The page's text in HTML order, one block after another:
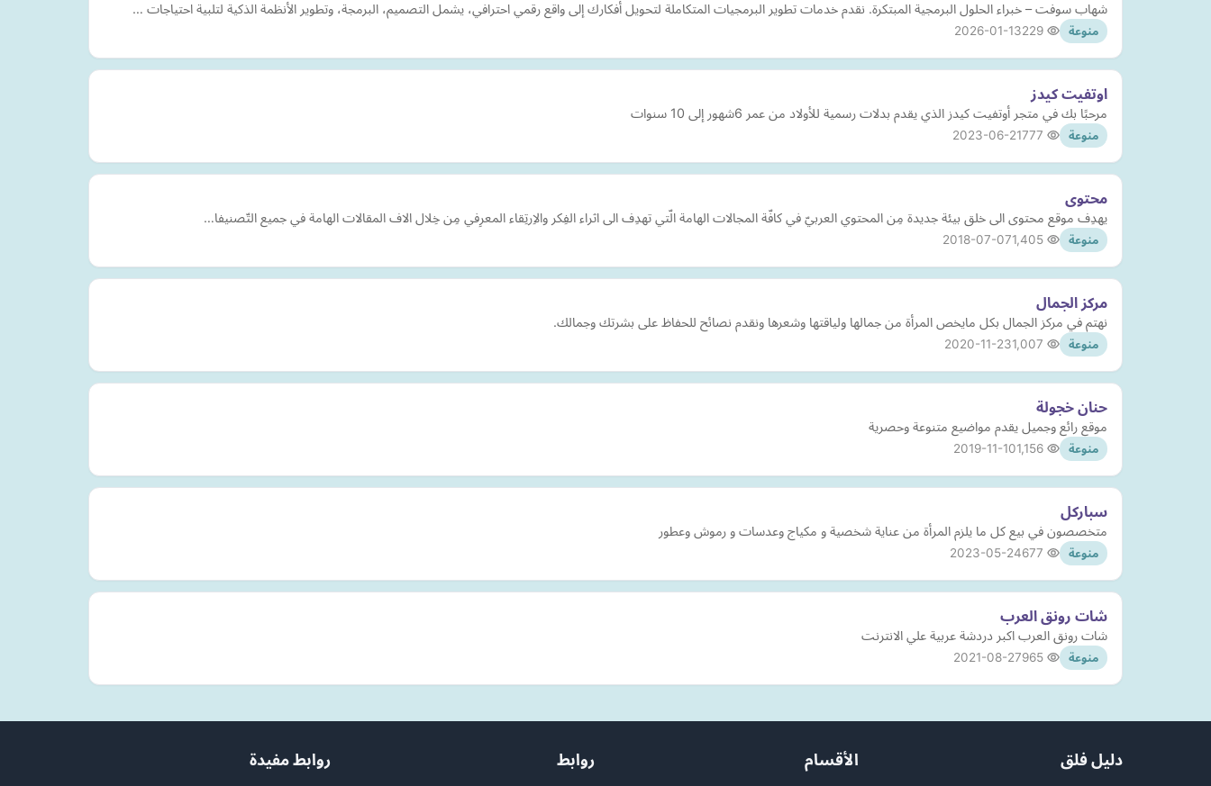
شهاب سوفت – خبراء الحلول البرمجية المبتكرة. نقدم خدمات تطوير البرمجيات المتكاملة لتحويل أفكارك إلى واقع رقمي احترافي، يشمل التصميم، البرمجة، وتطوير الأنظمة الذكية لتلبية احتياجات …
منوعة 2026-01-13
اوتفيت كيدز
مرحبًا بك في متجر أوتفيت كيدز الذي يقدم بدلات رسمية للأولاد من عمر 6شهور إلى 10 سنوات
منوعة 2023-06-21
محتوى
يهدِف موقع محتوى الى خلق بيئة جديدة مِن المحتوي العربيّ في كافّة المجالات الهامة الّتي تهدِف الى اثراء الفِكر والاِرتِقاء المعرِفي مِن خِلال الاف المقالات الهامة في جميع التّصنيفا…
منوعة 2018-07-07
مركز الجمال
نهتم في مركز الجمال بكل مايخص المرأة من جمالها ولياقتها وشعرها ونقدم نصائح للحفاظ على بشرتك وجمالك.
منوعة 2020-11-23
حنان خجولة
موقع رائع وجميل يقدم مواضيع متنوعة وحصرية
منوعة 2019-11-10
سباركل
متخصصون في بيع كل ما يلزم المرأة من عناية شخصية و مكياج وعدسات و رموش وعطور
منوعة 2023-05-24
شات رونق العرب
شات رونق العرب اكبر دردشة عربية علي الانترنت
منوعة 2021-08-27
دليل فلق الأقسام روابط روابط مفيدة